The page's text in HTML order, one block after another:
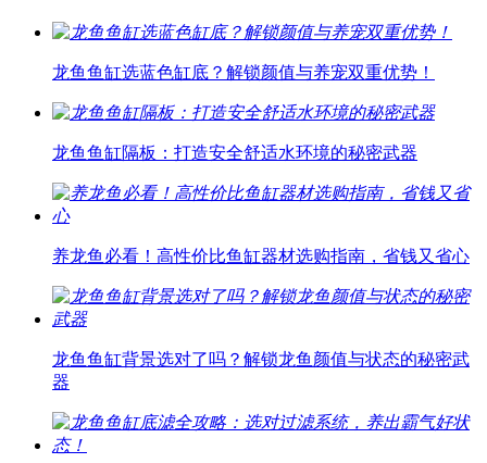
龙鱼鱼缸选蓝色缸底？解锁颜值与养宠双重优势！
龙鱼鱼缸隔板：打造安全舒适水环境的秘密武器
养龙鱼必看！高性价比鱼缸器材选购指南，省钱又省心
龙鱼鱼缸背景选对了吗？解锁龙鱼颜值与状态的秘密武
器